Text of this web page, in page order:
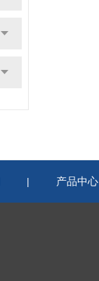
| 产品中心